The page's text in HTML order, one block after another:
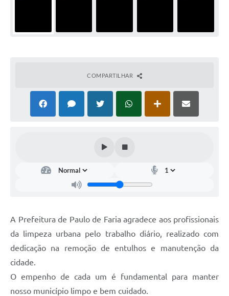
COMPARTILHAR
A Prefeitura de Paulo de Faria agradece aos profissionais
da limpeza urbana pelo trabalho diário, realizado com
dedicação na remoção de entulhos e manutenção da
cidade.
O empenho de cada um é fundamental para manter
nosso município limpo e bem cuidado.